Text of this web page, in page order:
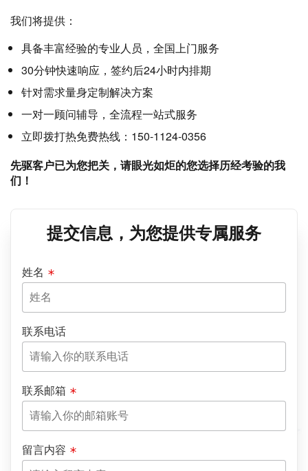
我们将提供：
具备丰富经验的专业人员，全国上门服务
30分钟快速响应，签约后24小时内排期
针对需求量身定制解决方案
一对一顾问辅导，全流程一站式服务
立即拨打热免费热线：150-1124-0356
先驱客户已为您把关，请眼光如炬的您选择历经考验的我
们！
提交信息，为您提供专属服务
姓名
联系电话
联系邮箱
留言内容